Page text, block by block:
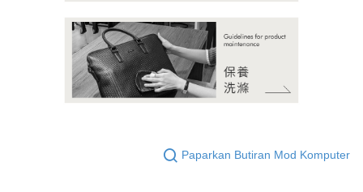
Paparkan Butiran Mod Komputer